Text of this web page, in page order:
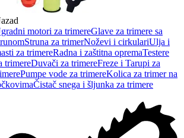
motori za trimereGlave za trimere sa
Struna za trimerNoževi i cirkulariUlja i
za trimereRadna i zaštitna opremaTestere
trimereDuvači za trimereFreze i Tarupi za
Pumpe vode za trimereKolica za trimer na
Čistač snega i šljunka za trimere